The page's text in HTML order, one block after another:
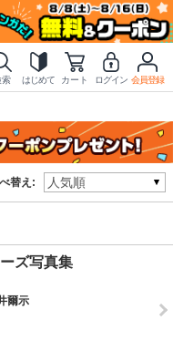
索 はじめて カート ログイン 会員登録
替え:
ズ写真集
爾示